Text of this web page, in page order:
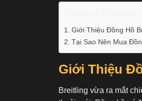
Giới Thiệu Đồng Hồ
Tại Sao Nên Mua
Giới Thiệu
Breitling vừa ra mắt